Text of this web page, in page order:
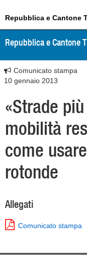
Repubblica e Cantone
Repubblica e Cantone
Comunicato stampa
10 gennaio 2013
«Strade
mobilità
come
rotonde
Allegati
Comunicato stampa